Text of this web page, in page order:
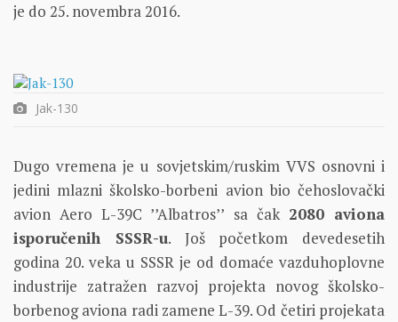
je do 25. novembra 2016.
Jak-130
Dugo vremena je u sovjetskim/ruskim VVS osnovni i
jedini mlazni školsko-borbeni avion bio čehoslovački
avion Aero L-39C ’’Albatros’’ sa čak 2080 aviona
isporučenih SSSR-u. Još početkom devedesetih
godina 20. veka u SSSR je od domaće vazduhoplovne
industrije zatražen razvoj projekta novog školsko-
borbenog aviona radi zamene L-39. Od četiri projekata